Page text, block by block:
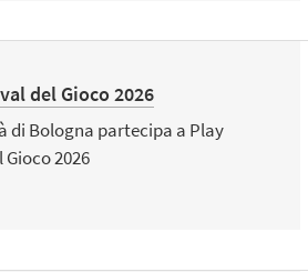
del Gioco 2026
di Bologna partecipa a Play
2026